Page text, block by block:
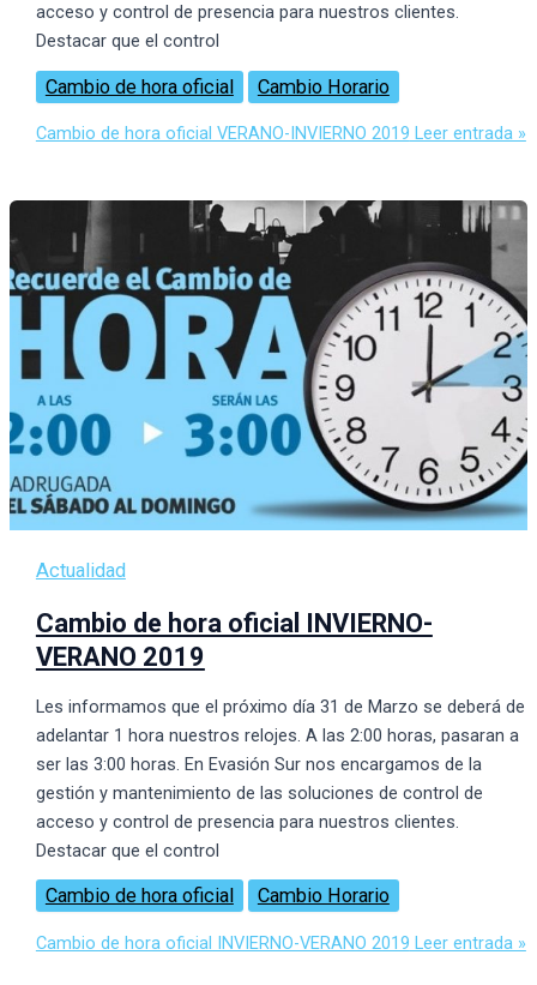
acceso y control de presencia para nuestros clientes.
Destacar que el control
Cambio de hora oficial Cambio Horario
Cambio de hora oficial VERANO-INVIERNO 2019 Leer entrada »
Actualidad
Cambio de hora oficial INVIERNO-
VERANO 2019
Les informamos que el próximo dí­a 31 de Marzo se deberá de
adelantar 1 hora nuestros relojes. A las 2:00 horas, pasaran a
ser las 3:00 horas. En Evasión Sur nos encargamos de la
gestión y mantenimiento de las soluciones de control de
acceso y control de presencia para nuestros clientes.
Destacar que el control
Cambio de hora oficial Cambio Horario
Cambio de hora oficial INVIERNO-VERANO 2019 Leer entrada »